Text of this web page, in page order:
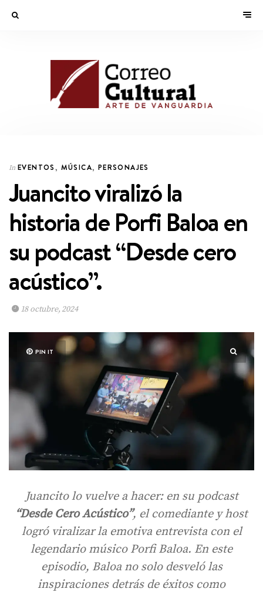
In EVENTOS, MÚSICA, PERSONAJES
Juancito viralizó la
historia de Porfi Baloa en
su podcast “Desde cero
acústico”.
18 octubre, 2024
PIN IT
Juancito lo vuelve a hacer: en su podcast
“Desde Cero Acústico”, el comediante y host
logró viralizar la emotiva entrevista con el
legendario músico Porfi Baloa. En este
episodio, Baloa no solo desveló las
inspiraciones detrás de éxitos como